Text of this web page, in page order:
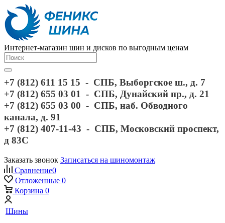
Интернет-магазин шин и дисков по выгодным ценам
+7 (812) 611 15 15 - СПБ, Выборгское ш., д. 7
+7 (812) 655 03 01 - СПБ, Дунайский пр., д. 21
+7 (812) 655 03 00 - СПБ, наб. Обводного
канала, д. 91
+7 (812) 407-11-43 - СПБ, Московский проспект,
д 83С
Заказать звонок Записаться на шиномонтаж
Сравнение0
Отложенные 0
Корзина 0
Шины